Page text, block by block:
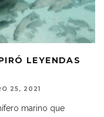
LEYENDAS
25, 2021
marino que